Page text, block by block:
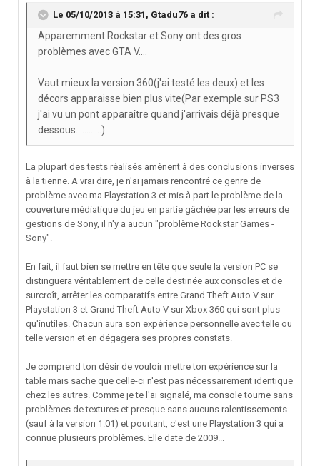
Le 05/10/2013 à 15:31, Gtadu76 a dit :
Apparemment Rockstar et Sony ont des gros
problèmes avec GTA V....
Vaut mieux la version 360(j'ai testé les deux) et les
décors apparaisse bien plus vite(Par exemple sur PS3
j'ai vu un pont apparaître quand j'arrivais déjà presque
dessous............)
La plupart des tests réalisés amènent à des conclusions inverses
à la tienne. A vrai dire, je n'ai jamais rencontré ce genre de
problème avec ma Playstation 3 et mis à part le problème de la
couverture médiatique du jeu en partie gâchée par les erreurs de
gestions de Sony, il n'y a aucun "problème Rockstar Games -
Sony".
En fait, il faut bien se mettre en tête que seule la version PC se
distinguera véritablement de celle destinée aux consoles et de
surcroît, arrêter les comparatifs entre Grand Theft Auto V sur
Playstation 3 et Grand Theft Auto V sur Xbox 360 qui sont plus
qu'inutiles. Chacun aura son expérience personnelle avec telle ou
telle version et en dégagera ses propres constats.
Je comprend ton désir de vouloir mettre ton expérience sur la
table mais sache que celle-ci n'est pas nécessairement identique
chez les autres. Comme je te l'ai signalé, ma console tourne sans
problèmes de textures et presque sans aucuns ralentissements
(sauf à la version 1.01) et pourtant, c'est une Playstation 3 qui a
connue plusieurs problèmes. Elle date de 2009...